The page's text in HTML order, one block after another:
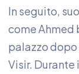
In seguito,
come Ahmed
palazzo dopo
Visir.